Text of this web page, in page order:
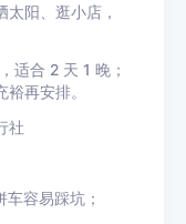
阳、逛小店，
适合 2 天 1 晚；
再安排。
社
容易踩坑；